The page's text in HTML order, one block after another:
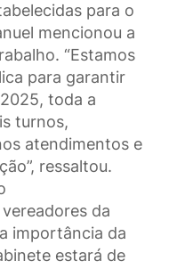
para o
mencionou a
“Estamos
para garantir
toda a
turnos,
atendimentos e
ressaltou.
da
importância da
estará de